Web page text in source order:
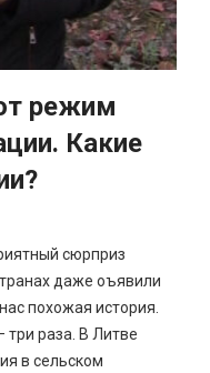
режим
Какие
сюрприз
даже оъявили
похожая история.
раза. В Литве
в сельском